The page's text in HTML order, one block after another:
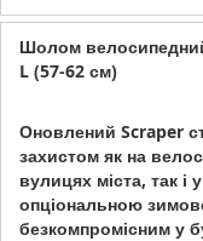
Шолом велосипедний
L (57-62 см)
Оновлений Scraper
захистом як на
вулицях міста, так і
опціональною
безкомпромісним у